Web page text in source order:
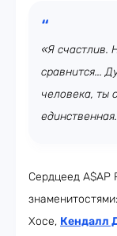
«Я счастлив.
сравнится...
человека, ты
Сердцеед A$AP
Хосе, Кендалл